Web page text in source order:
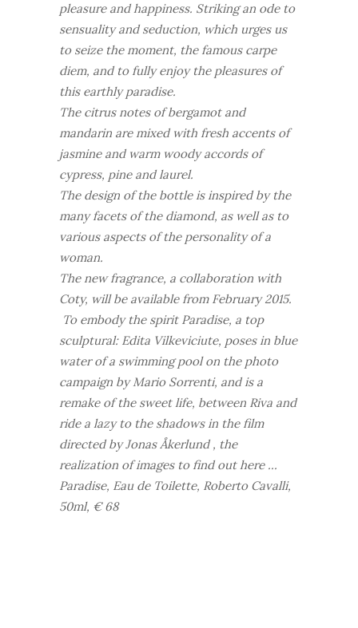
pleasure and happiness. Striking an ode to
sensuality and seduction, which urges us
to seize the moment, the famous carpe
diem, and to fully enjoy the pleasures of
this earthly paradise.
The citrus notes of bergamot and
mandarin are mixed with fresh accents of
jasmine and warm woody accords of
cypress, pine and laurel.
The design of the bottle is inspired by the
many facets of the diamond, as well as to
various aspects of the personality of a
woman.
The new fragrance, a collaboration with
Coty, will be available from February 2015.
To embody the spirit Paradise, a top
sculptural: Edita Vilkeviciute, poses in blue
water of a swimming pool on the photo
campaign by Mario Sorrenti, and is a
remake of the sweet life, between Riva and
ride a lazy to the shadows in the film
directed by Jonas Åkerlund , the
realization of images to find out here ...
Paradise, Eau de Toilette, Roberto Cavalli,
50ml, € 68